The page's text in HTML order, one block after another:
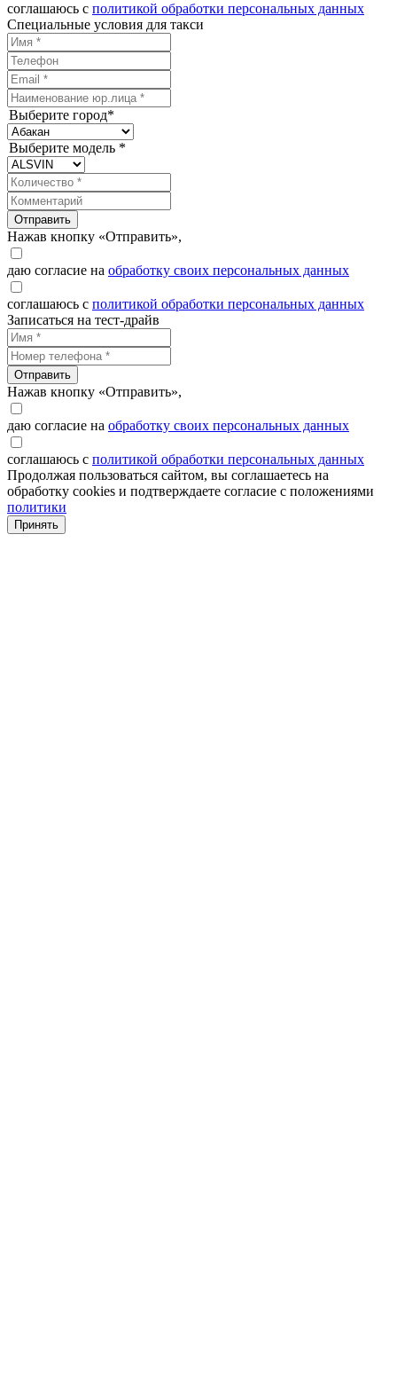
соглашаюсь с политикой обработки персональных данных
Специальные условия для такси
Выберите город*
Выберите модель *
Отправить
Нажав кнопку «Отправить»,
даю согласие на обработку своих персональных данных
соглашаюсь с политикой обработки персональных данных
Записаться на тест-драйв
Отправить
Нажав кнопку «Отправить»,
даю согласие на обработку своих персональных данных
соглашаюсь с политикой обработки персональных данных
Продолжая пользоваться сайтом, вы соглашаетесь на
обработку cookies и подтверждаете согласие с положениями
политики
Принять